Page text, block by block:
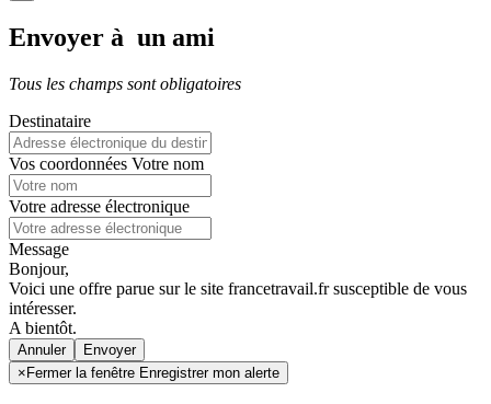
Envoyer à un ami
Tous les champs sont obligatoires
Destinataire
Vos coordonnées Votre nom
Votre adresse électronique
Message
Bonjour,
Voici une offre parue sur le site francetravail.fr susceptible de vous
intéresser.
A bientôt.
Annuler
× Fermer la fenêtre Enregistrer mon alerte